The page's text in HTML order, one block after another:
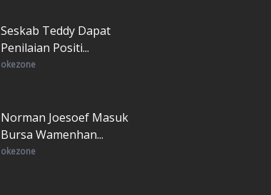
Seskab Teddy Dapat
Penilaian Positi...
okezone
Norman Joesoef Masuk
Bursa Wamenhan...
okezone